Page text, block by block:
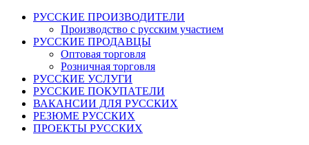
РУССКИЕ ПРОИЗВОДИТЕЛИ
Производство с русским участием
РУССКИЕ ПРОДАВЦЫ
Оптовая торговля
Розничная торговля
РУССКИЕ УСЛУГИ
РУССКИЕ ПОКУПАТЕЛИ
ВАКАНСИИ ДЛЯ РУССКИХ
РЕЗЮМЕ РУССКИХ
ПРОЕКТЫ РУССКИХ